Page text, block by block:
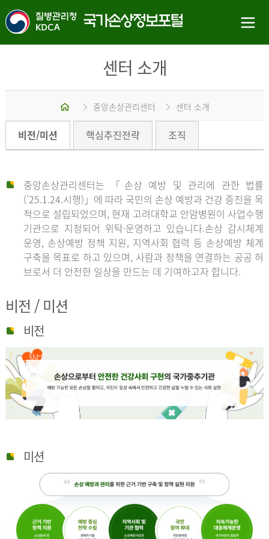
센터 소개
중앙손상관리센터 센터 소개
비전/미션 핵심추진전략 조직
중앙손상관리센터는 「손상 예방 및 관리에 관한 법률
(’25.1.24.시행)」에 따라 국민의 손상 예방과 건강 증진을 목
적으로 설립되었으며, 현재 고려대학교 안암병원이 사업수행
기관으로 지정되어 위탁·운영하고 있습니다.손상 감시체계
운영, 손상예방 정책 지원, 지역사회 협력 등 손상예방 체계
구축을 목표로 하고 있으며, 사람과 정책을 연결하는 공공 허
브로서 더 안전한 일상을 만드는 데 기여하고자 합니다.
비전 / 미션
비전
미션